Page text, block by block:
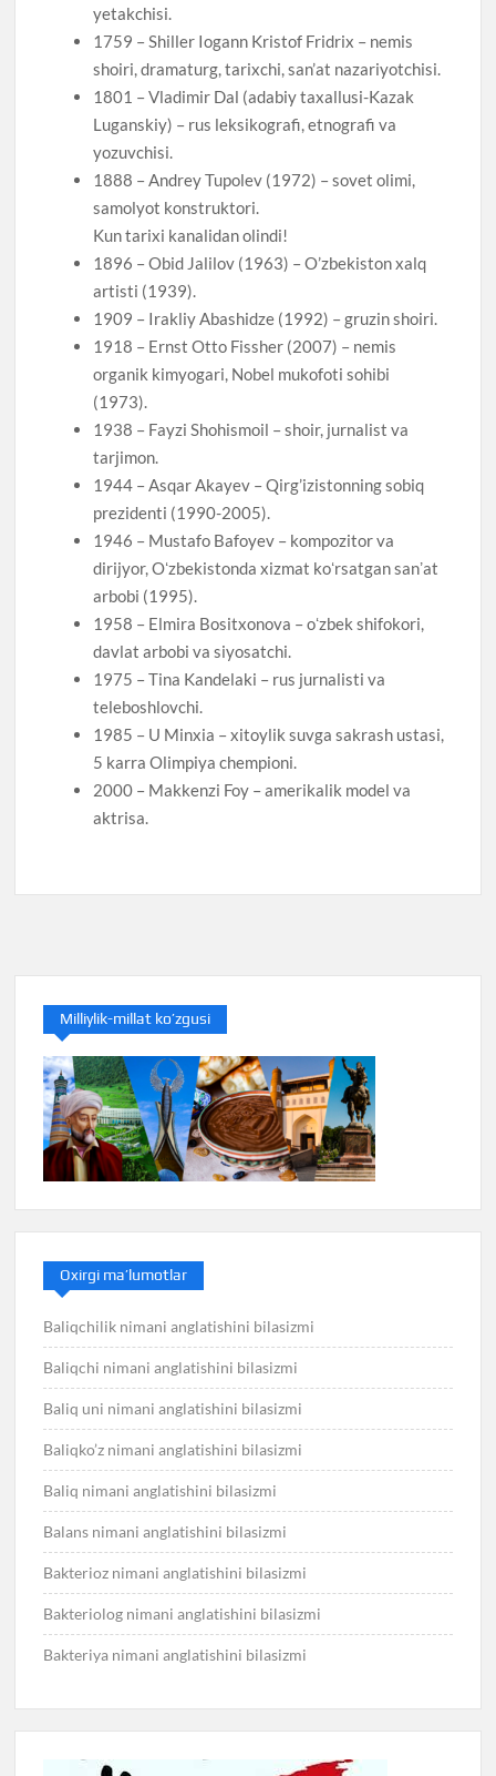
yetakchisi.
1759 – Shiller Iogann Kristof Fridrix – nemis
shoiri, dramaturg, tarixchi, san’at nazariyotchisi.
1801 – Vladimir Dal (adabiy taxallusi-Kazak
Luganskiy) – rus leksikografi, etnografi va
yozuvchisi.
1888 – Andrey Tupolev (1972) – sovet olimi,
samolyot konstruktori.
Kun tarixi kanalidan olindi!
1896 – Obid Jalilov (1963) – O’zbekiston xalq
artisti (1939).
1909 – Irakliy Abashidze (1992) – gruzin shoiri.
1918 – Ernst Otto Fissher (2007) – nemis
organik kimyogari, Nobel mukofoti sohibi
(1973).
1938 – Fayzi Shohismoil – shoir, jurnalist va
tarjimon.
1944 – Asqar Akayev – Qirg’izistonning sobiq
prezidenti (1990-2005).
1946 – Mustafo Bafoyev – kompozitor va
dirijyor, Oʻzbekistonda xizmat koʻrsatgan sanʼat
arbobi (1995).
1958 – Elmira Bositxonova – oʻzbek shifokori,
davlat arbobi va siyosatchi.
1975 – Tina Kandelaki – rus jurnalisti va
teleboshlovchi.
1985 – U Minxia – xitoylik suvga sakrash ustasi,
5 karra Olimpiya chempioni.
2000 – Makkenzi Foy – amerikalik model va
aktrisa.
Milliylik-millat ko’zgusi
Oxirgi ma’lumotlar
Baliqchilik nimani anglatishini bilasizmi
Baliqchi nimani anglatishini bilasizmi
Baliq uni nimani anglatishini bilasizmi
Baliqko’z nimani anglatishini bilasizmi
Baliq nimani anglatishini bilasizmi
Balans nimani anglatishini bilasizmi
Bakterioz nimani anglatishini bilasizmi
Bakteriolog nimani anglatishini bilasizmi
Bakteriya nimani anglatishini bilasizmi